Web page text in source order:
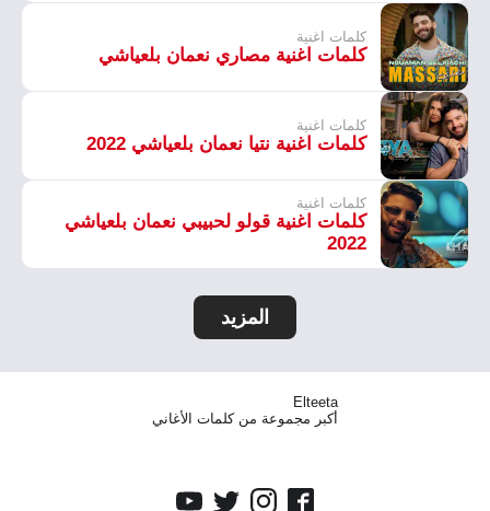
كلمات اغنية
كلمات اغنية مصاري نعمان بلعياشي
كلمات اغنية
كلمات اغنية نتيا نعمان بلعياشي 2022
كلمات اغنية
كلمات اغنية قولو لحبيبي نعمان بلعياشي
2022
المزيد
Elteeta
أكبر مجموعة من كلمات الأغاني